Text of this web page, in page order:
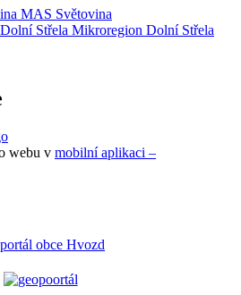
MAS Světovina
Mikroregion Dolní Střela
webu v mobilní aplikaci –
obce Hvozd